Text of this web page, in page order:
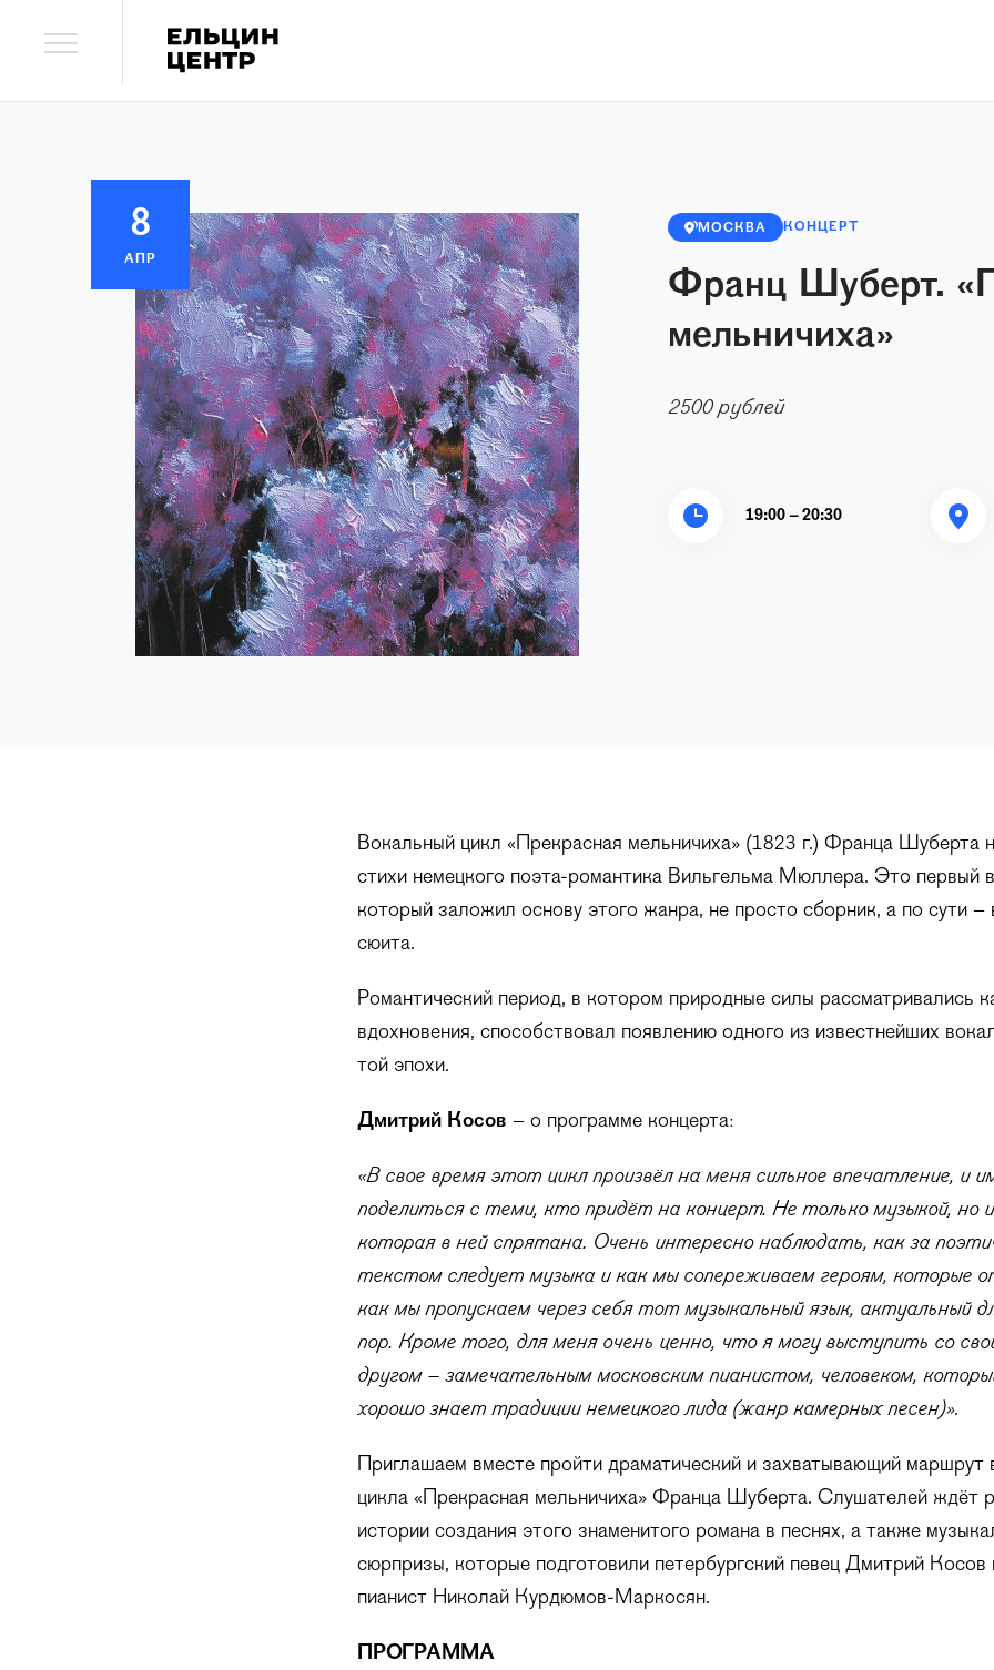
8
АПР
МОСКВА КОНЦЕРТ
Франц Шуберт.
мельничиха»
2500 рублей
19:00 – 20:30
Вокальный цикл «Прекрасная мельничиха» (1823 г.) Франца Шуберта
стихи немецкого поэта-романтика Вильгельма Мюллера. Это первый
который заложил основу этого жанра, не просто сборник, а по сути –
сюита.
Романтический период, в котором природные силы рассматривались
вдохновения, способствовал появлению одного из известнейших
той эпохи.
Дмитрий Косов – о программе концерта:
«В свое время этот цикл произвёл на меня сильное впечатление, и
поделиться с теми, кто придёт на концерт. Не только музыкой, но
которая в ней спрятана. Очень интересно наблюдать, как за
текстом следует музыка и как мы сопереживаем героям, которые
как мы пропускаем через себя тот музыкальный язык, актуальный
пор. Кроме того, для меня очень ценно, что я могу выступить со
другом – замечательным московским пианистом, человеком,
хорошо знает традиции немецкого лида (жанр камерных песен)».
Приглашаем вместе пройти драматический и захватывающий маршрут
цикла «Прекрасная мельничиха» Франца Шуберта. Слушателей ждёт
истории создания этого знаменитого романа в песнях, а также
сюрпризы, которые подготовили петербургский певец Дмитрий Косов
пианист Николай Курдюмов-Маркосян.
ПРОГРАММА